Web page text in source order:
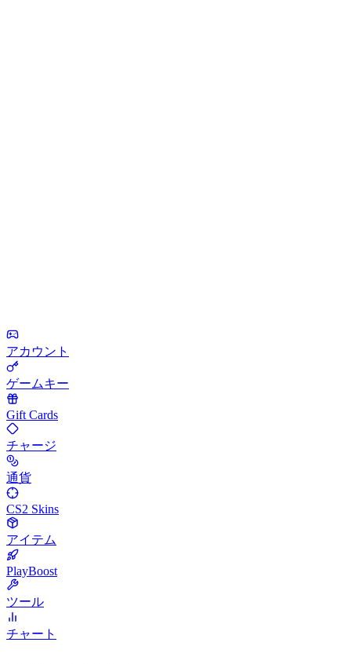
アカウント
ゲームキー
Gift Cards
チャージ
通貨
CS2 Skins
アイテム
PlayBoost
ツール
チャート